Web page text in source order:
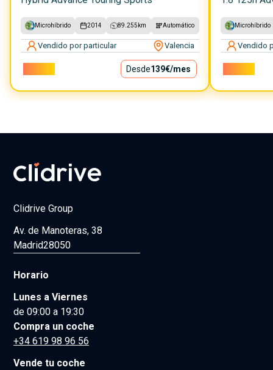
Microhíbrido 2014 89.255 km Automático
Vendido por particular Valencia
Desde139€/mes
Microhíbrido
Vendido
Clidrive Group
Av. de Manoteras, 38
Madrid28050
Horario
Lunes a Viernes
de 09:00 a 19:30
Compra un coche
+34 619 98 96 56
Vende tu coche